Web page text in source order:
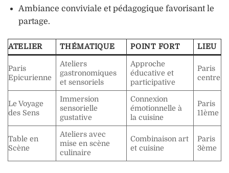
Ambiance conviviale et pédagogique favorisant le
partage.
ATELIER THÉMATIQUE POINT FORT LIEU
Paris
Epicurienne
Ateliers
gastronomiques
et sensoriels
Approche
éducative et
participative
Paris
centre
Le Voyage
des Sens
Immersion
sensorielle
gustative
Connexion
émotionnelle à
la cuisine
Paris
11ème
Table en
Scène
Ateliers avec
mise en scène
culinaire
Combinaison art
et cuisine
Paris
3ème